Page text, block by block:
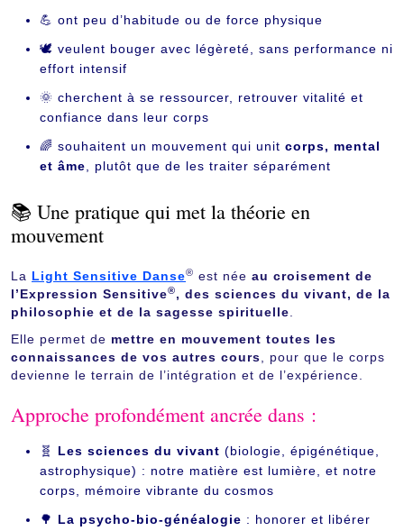
💪 ont peu d’habitude ou de force physique
🕊 veulent bouger avec légèreté, sans performance ni
effort intensif
🌞 cherchent à se ressourcer, retrouver vitalité et
confiance dans leur corps
🌈 souhaitent un mouvement qui unit corps, mental
et âme , plutôt que de les traiter séparément
📚 Une pratique qui met la théorie en
mouvement
La Light Sensitive Danse® est née au croisement de
l’Expression Sensitive®, des sciences du vivant, de la
philosophie et de la sagesse spirituelle
Elle permet de mettre en mouvement toutes les
connaissances de vos autres cours , pour que le corps
devienne le terrain de l’intégration et de l’expérience.
Approche profondément ancrée dans :
🧬 Les sciences du vivant (biologie, épigénétique,
astrophysique) : notre matière est lumière, et notre
corps, mémoire vibrante du cosmos
🌳 La psycho-bio-généalogie : honorer et libérer